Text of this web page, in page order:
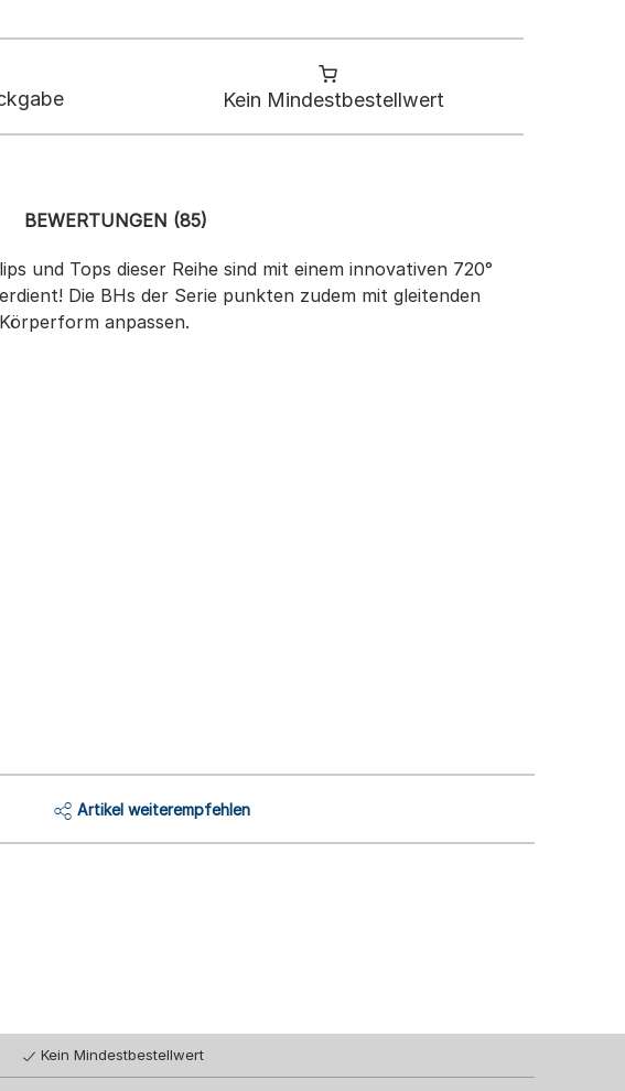
Kein Mindestbestellwert
und Tops dieser Reihe sind mit einem innovativen 720°
Die BHs der Serie punkten zudem mit gleitenden
anpassen.
BEWERTUNGEN (85)
Artikel weiterempfehlen
Kein Mindestbestellwert